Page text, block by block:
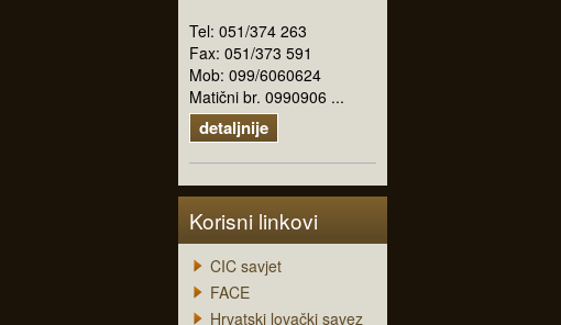
Tel: 051/374 263
Fax: 051/373 591
Mob: 099/6060624
Matični br. 0990906 ...
detaljnije
Korisni linkovi
CIC savjet
FACE
Hrvatski lovački savez